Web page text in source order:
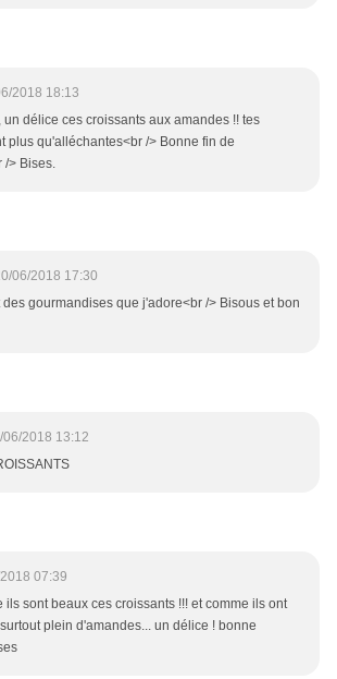
2018 18:13
un délice ces croissants aux amandes !! tes
plus qu'alléchantes<br /> Bonne fin de
/> Bises.
06/2018 17:30
des gourmandises que j'adore<br /> Bisous et bon
06/2018 13:12
07:39
ils sont beaux ces croissants !!! et comme ils ont
plein d'amandes... un délice ! bonne